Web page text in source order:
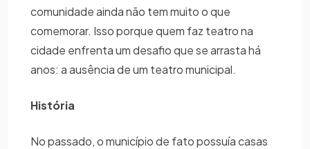
comunidade ainda não tem muito o que
comemorar. Isso porque quem faz teatro na
cidade enfrenta um desafio que se arrasta há
anos: a ausência de um teatro municipal.
História
No passado, o município de fato possuía casas